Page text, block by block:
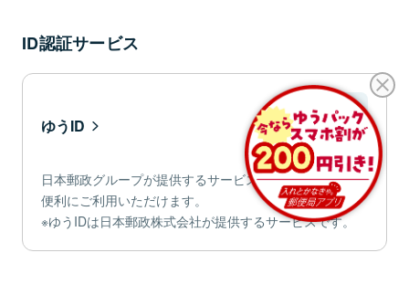
ID認証サービス
ゆうID
日本郵政グループが提供するサービスを、ゆうID一つで
便利にご利用いただけます。
※ゆうIDは日本郵政株式会社が提供するサービスです。